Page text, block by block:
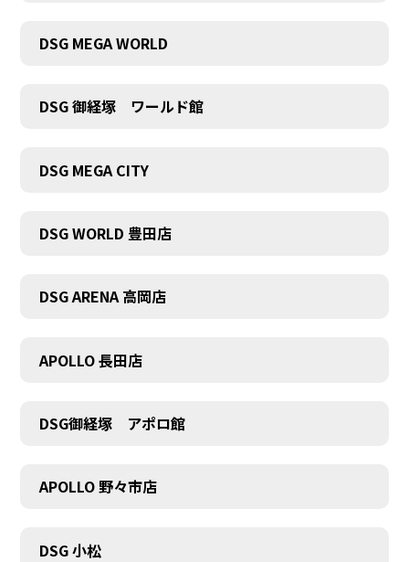
DSG MEGA WORLD
DSG 御経塚 ワールド館
DSG MEGA CITY
DSG WORLD 豊田店
DSG ARENA 高岡店
APOLLO 長田店
DSG御経塚 アポロ館
APOLLO 野々市店
DSG 小松